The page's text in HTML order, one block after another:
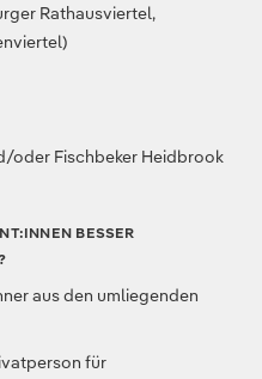
Rathausviertel,
oder Fischbeker Heidbrook
BESSER
aus den umliegenden
für